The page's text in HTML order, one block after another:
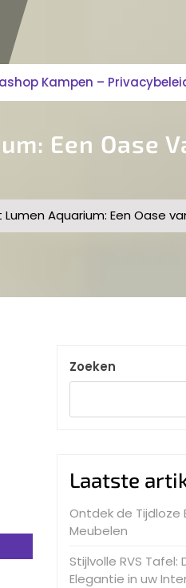
Kampen –
Een Oase
Aquarium: Een Oase
Zoeken
Laatste
Ontdek de Tijdloze
Meubelen
Stijlvolle RVS
Elegantie in uw